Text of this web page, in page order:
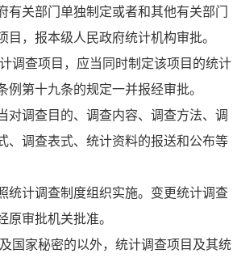
有关部门单独制定或者和其他有关部门
目，报本级人民政府统计机构审批。
调查项目，应当同时制定该项目的统计
例第十九条的规定一并报经审批。
对调查目的、调查内容、调查方法、调
、调查表式、统计资料的报送和公布等
统计调查制度组织实施。变更统计调查
原审批机关批准。
国家秘密的以外，统计调查项目及其统